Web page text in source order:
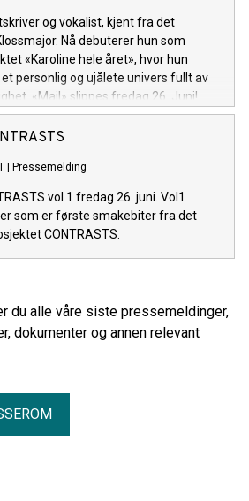
og vokalist, kjent fra det
Nå debuterer hun som
«Karoline hele året», hvor hun
personlig og ujålete univers fullt av
«Mail» slippes fredag 26. Juni!
Pressemelding
vol 1 fredag 26. juni. Vol1
som er første smakebiter fra det
CONTRASTS.
du alle våre siste pressemeldinger,
dokumenter og annen relevant